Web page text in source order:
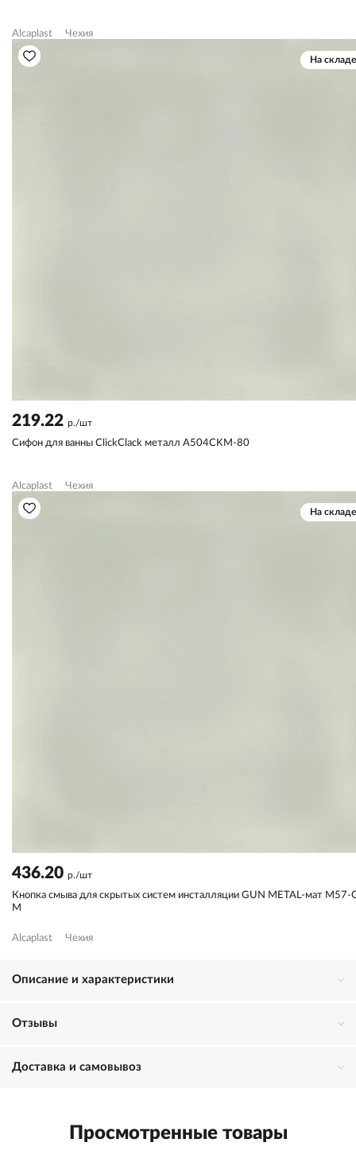
Alcaplast Чехия
На складе
219.22 р./шт
Сифон для ванны ClickClack металл А504CKM-80
Alcaplast Чехия
На складе
436.20 р./шт
Кнопка смыва для скрытых систем инсталляции GUN METAL-мат M57-
M
Alcaplast Чехия
Описание и характеристики
Отзывы
Доставка и самовывоз
Просмотренные товары